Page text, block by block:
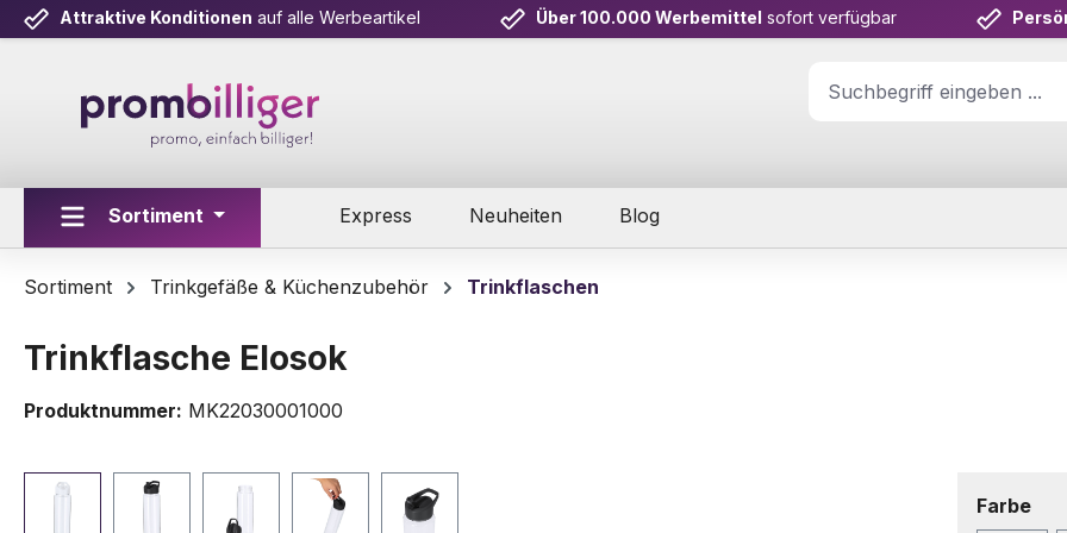
Hauptinhalt springen
Zur Suche springen
Zur Hauptnavigation springen
Attraktive Konditionen auf alle Werbeartikel Über 100.000 Werbemittel sofort verfügbar
Sortiment Express Neuheiten Blog
Sortiment Trinkgefäße & Küchenzubehör Trinkflaschen
Trinkflasche Elosok
Produktnummer: MK22030001000
Farbe